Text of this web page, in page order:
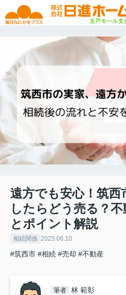
遠方でも安心！筑西
したらどう売る？
とポイント解説
相続関係 2025.06.10
#筑西市 #相続 #売却 #不動産
筆者 林 範彰